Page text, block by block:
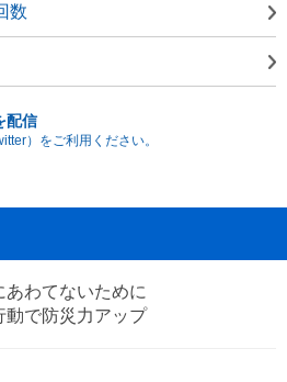
数
配信
）をご利用ください。
あわてないために
動で防災力アップ